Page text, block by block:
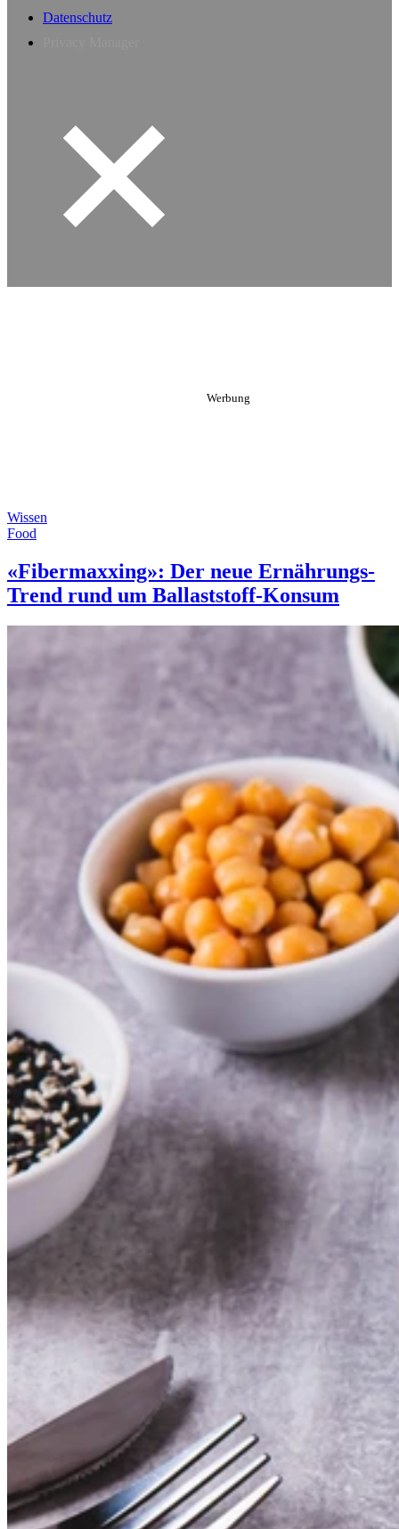
Datenschutz
Wissen
Food
«Fibermaxxing»: Der neue Ernährungs-
Trend rund um Ballaststoff-Konsum